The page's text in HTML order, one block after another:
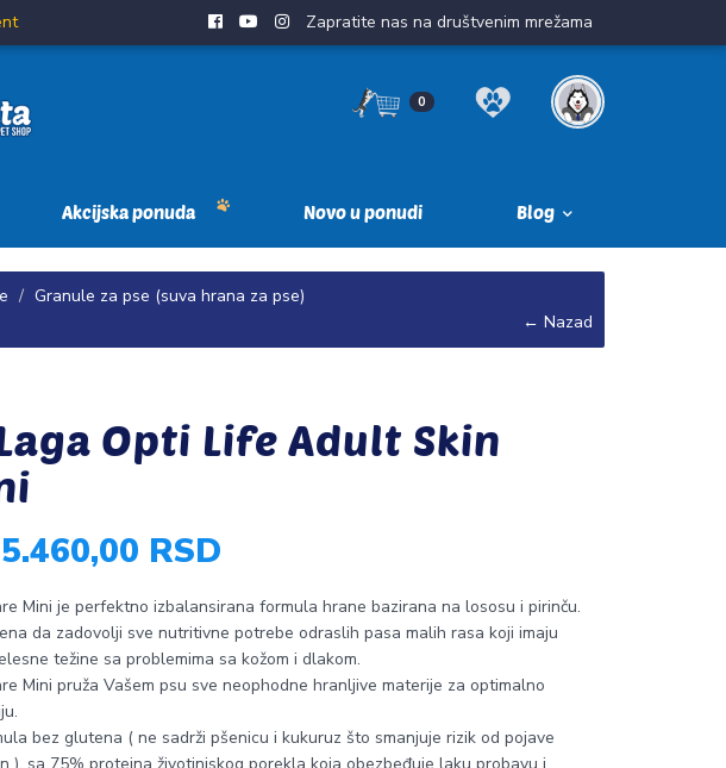
Zapratite nas na društvenim mrežama
0
Akcijska ponuda Novo u ponudi Blog
Granule za pse (suva hrana za pse)
← Nazad
Opti Life Adult Skin
RSD
Mini je perfektno izbalansirana formula hrane bazirana na lososu i pirinču.
da zadovolji sve nutritivne potrebe odraslih pasa malih rasa koji imaju
težine sa problemima sa kožom i dlakom.
Mini pruža Vašem psu sve neophodne hranljive materije za optimalno
bez glutena ( ne sadrži pšenicu i kukuruz što smanjuje rizik od pojave